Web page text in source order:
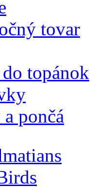
tovar
topánok
pončá